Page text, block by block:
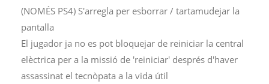
(NOMÉS PS4) S'arregla per esborrar / tartamudejar la
pantalla
El jugador ja no es pot bloquejar de reiniciar la central
elèctrica per a la missió de 'reiniciar' després d'haver
assassinat el tecnòpata a la vida útil